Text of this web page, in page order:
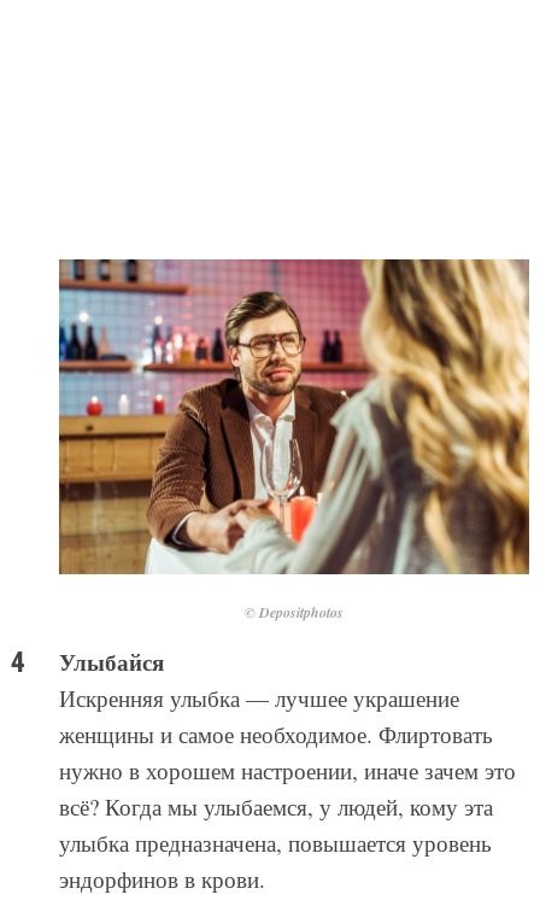
© Depositphotos
Улыбайся
Искренняя улыбка — лучшее украшение
женщины и самое необходимое. Флиртовать
нужно в хорошем настроении, иначе зачем это
всё? Когда мы улыбаемся, у людей, кому эта
улыбка предназначена, повышается уровень
эндорфинов в крови.